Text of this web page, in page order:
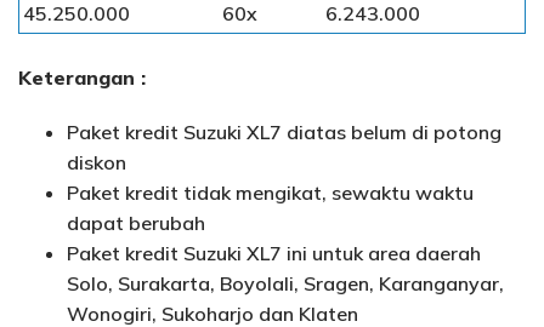
45.250.000 60x 6.243.000
Keterangan :
Paket kredit Suzuki XL7 diatas belum di potong
diskon
Paket kredit tidak mengikat, sewaktu waktu
dapat berubah
Paket kredit Suzuki XL7 ini untuk area daerah
Solo, Surakarta, Boyolali, Sragen, Karanganyar,
Wonogiri, Sukoharjo dan Klaten